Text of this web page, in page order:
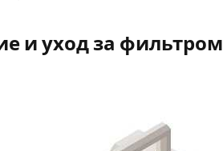
и уход за фильтром